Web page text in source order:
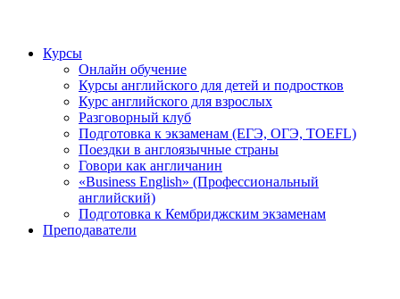
Курсы
Онлайн обучение
Курсы английского для детей и подростков
Курс английского для взрослых
Разговорный клуб
Подготовка к экзаменам (ЕГЭ, ОГЭ, TOEFL)
Поездки в англоязычные страны
Говори как англичанин
«Business English» (Профессиональный
английский)
Подготовка к Кембриджским экзаменам
Преподаватели